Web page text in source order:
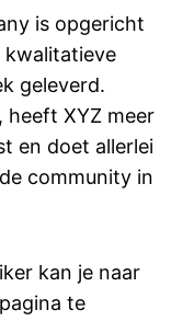
is opgericht
kwalitatieve
geleverd.
heeft XYZ meer
en doet allerlei
community in
kan je naar
te